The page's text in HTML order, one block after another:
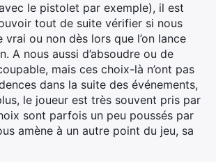
le pistolet par exemple), il est
tout de suite vérifier si nous
vrai ou non dès lors que l’on lance
A nous aussi d’absoudre ou de
mais ces choix-là n’ont pas
dans la suite des événements,
le joueur est très souvent pris par
sont parfois un peu poussés par
amène à un autre point du jeu, sa